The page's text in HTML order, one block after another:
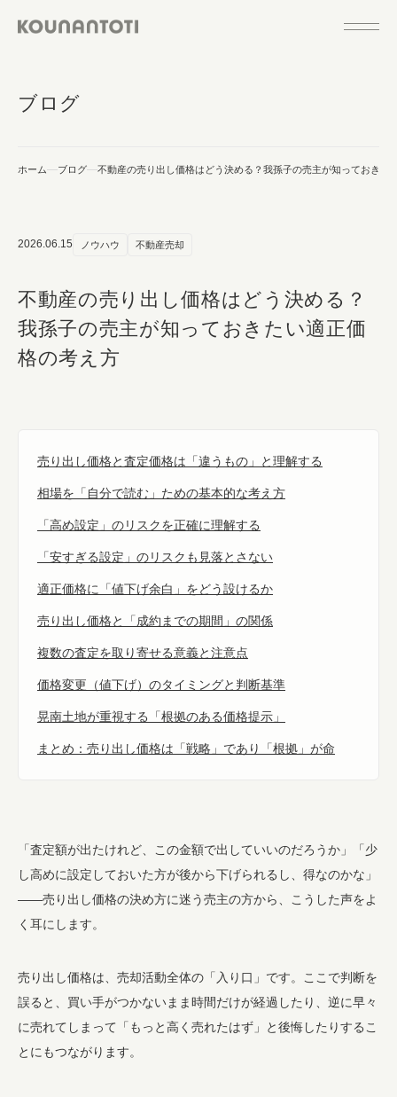
ブログ
ホーム ブログ 不動産の売り出し価格はどう決める？我孫子の売主が知っておきた
2026.06.15 ノウハウ 不動産売却
不動産の売り出し価格はどう決める？
我孫子の売主が知っておきたい適正価
格の考え方
売り出し価格と査定価格は「違うもの」と理解する
相場を「自分で読む」ための基本的な考え方
「高め設定」のリスクを正確に理解する
「安すぎる設定」のリスクも見落とさない
適正価格に「値下げ余白」をどう設けるか
売り出し価格と「成約までの期間」の関係
複数の査定を取り寄せる意義と注意点
価格変更（値下げ）のタイミングと判断基準
晃南土地が重視する「根拠のある価格提示」
まとめ：売り出し価格は「戦略」であり「根拠」が命
「査定額が出たけれど、この金額で出していいのだろうか」「少
し高めに設定しておいた方が後から下げられるし、得なのかな」
——売り出し価格の決め方に迷う売主の方から、こうした声をよ
く耳にします。
売り出し価格は、売却活動全体の「入り口」です。ここで判断を
誤ると、買い手がつかないまま時間だけが経過したり、逆に早々
に売れてしまって「もっと高く売れたはず」と後悔したりするこ
とにもつながります。